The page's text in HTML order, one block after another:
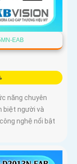
EAB
năng chuyên
biệt người và
nghệ nổi bật